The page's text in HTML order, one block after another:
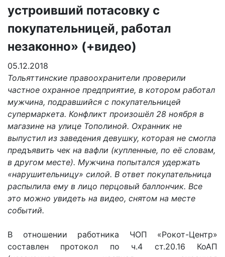
устроивший потасовку с
покупательницей, работал
незаконно» (+видео)
05.12.2018
Тольяттинские правоохранители проверили
частное охранное предприятие, в котором работал
мужчина, подравшийся с покупательницей
супермаркета. Конфликт произошёл 28 ноября в
магазине на улице Тополиной. Охранник не
выпустил из заведения девушку, которая не смогла
предъявить чек на вафли (купленные, по её словам,
в другом месте). Мужчина попытался удержать
«нарушительницу» силой. В ответ покупательница
распылила ему в лицо перцовый баллончик. Все
это можно увидеть на видео, снятом на месте
событий.
В отношении работника ЧОП «Рокот-Центр»
составлен протокол по ч.4 ст.20.16 КоАП